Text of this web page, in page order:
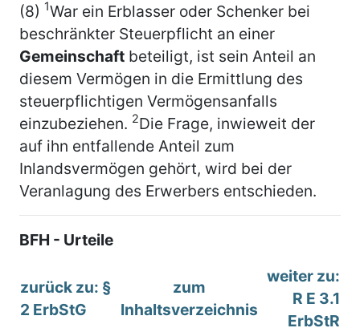
(8) 1War ein Erblasser oder Schenker bei
beschränkter Steuerpflicht an einer
Gemeinschaft beteiligt, ist sein Anteil an
diesem Vermögen in die Ermittlung des
steuerpflichtigen Vermögensanfalls
einzubeziehen. 2Die Frage, inwieweit der
auf ihn entfallende Anteil zum
Inlandsvermögen gehört, wird bei der
Veranlagung des Erwerbers entschieden.
BFH - Urteile
zurück zu: §
2 ErbStG
zum
Inhaltsverzeichnis
weiter zu:
R E 3.1
ErbStR